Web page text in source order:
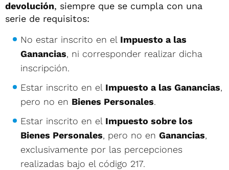
devolución, siempre que se cumpla con una
serie de requisitos:
No estar inscrito en el Impuesto a las
Ganancias, ni corresponder realizar dicha
inscripción.
Estar inscrito en el Impuesto a las Ganancias,
pero no en Bienes Personales.
Estar inscrito en el Impuesto sobre los
Bienes Personales, pero no en Ganancias,
exclusivamente por las percepciones
realizadas bajo el código 217.